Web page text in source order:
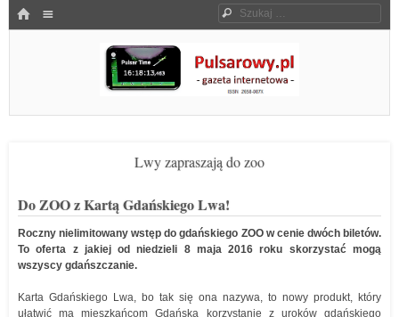
HOME Szukaj
Pulsarowy.pl
Lwy zapraszają do zoo
Do ZOO z Kartą Gdańskiego Lwa!
Roczny nielimitowany wstęp do gdańskiego ZOO w cenie dwóch biletów.
To oferta z jakiej od niedzieli 8 maja 2016 roku skorzystać mogą
wszyscy gdańszczanie.
Karta Gdańskiego Lwa, bo tak się ona nazywa, to nowy produkt, który
ułatwić ma mieszkańcom Gdańska korzystanie z uroków gdańskiego